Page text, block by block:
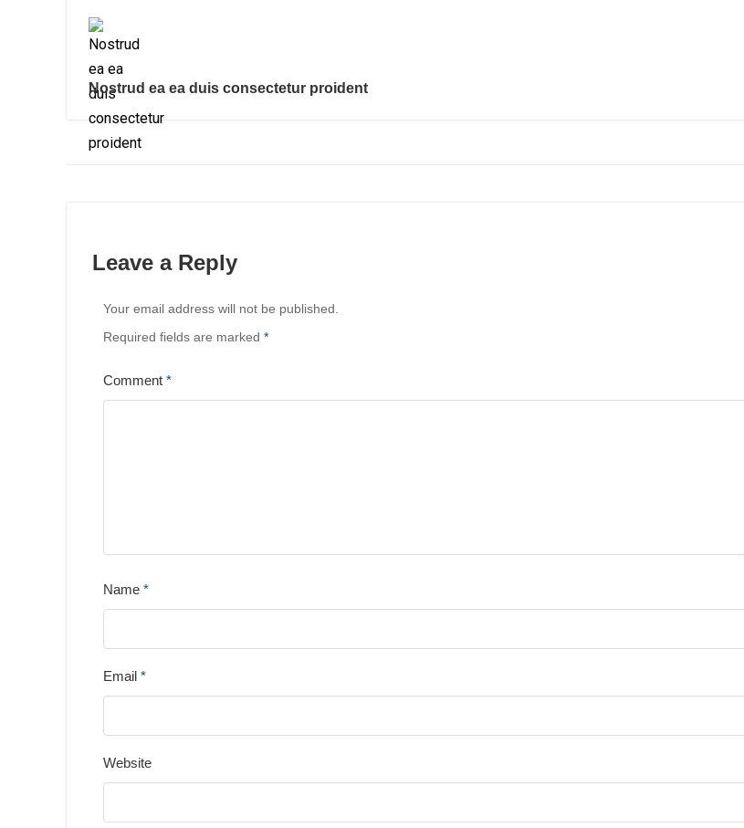
Nostrud ea ea duis consectetur proident
Leave a Reply
Your email address will not be published.
Required fields are marked *
Comment *
Name *
Email *
Website